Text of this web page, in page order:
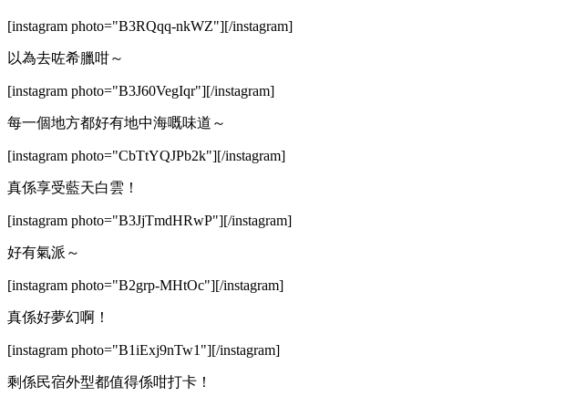
[instagram photo="B3RQqq-nkWZ"][/instagram]
以為去咗希臘咁～
[instagram photo="B3J60VegIqr"][/instagram]
每一個地方都好有地中海嘅味道～
[instagram photo="CbTtYQJPb2k"][/instagram]
真係享受藍天白雲！
[instagram photo="B3JjTmdHRwP"][/instagram]
好有氣派～
[instagram photo="B2grp-MHtOc"][/instagram]
真係好夢幻啊！
[instagram photo="B1iExj9nTw1"][/instagram]
剩係民宿外型都值得係咁打卡！